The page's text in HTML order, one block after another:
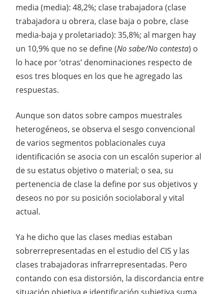
media (media): 48,2%; clase trabajadora (clase
trabajadora u obrera, clase baja o pobre, clase
media-baja y proletariado): 35,8%; al margen hay
un 10,9% que no se define (No sabe/No contesta) o
lo hace por ‘otras’ denominaciones respecto de
esos tres bloques en los que he agregado las
respuestas.
Aunque son datos sobre campos muestrales
heterogéneos, se observa el sesgo convencional
de varios segmentos poblacionales cuya
identificación se asocia con un escalón superior al
de su estatus objetivo o material; o sea, su
pertenencia de clase la define por sus objetivos y
deseos no por su posición sociolaboral y vital
actual.
Ya he dicho que las clases medias estaban
sobrerrepresentadas en el estudio del CIS y las
clases trabajadoras infrarrepresentadas. Pero
contando con esa distorsión, la discordancia entre